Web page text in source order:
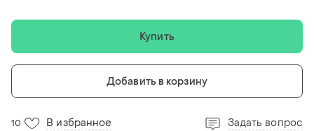
Купить
Добавить в корзину
10 В избранное Задать вопрос